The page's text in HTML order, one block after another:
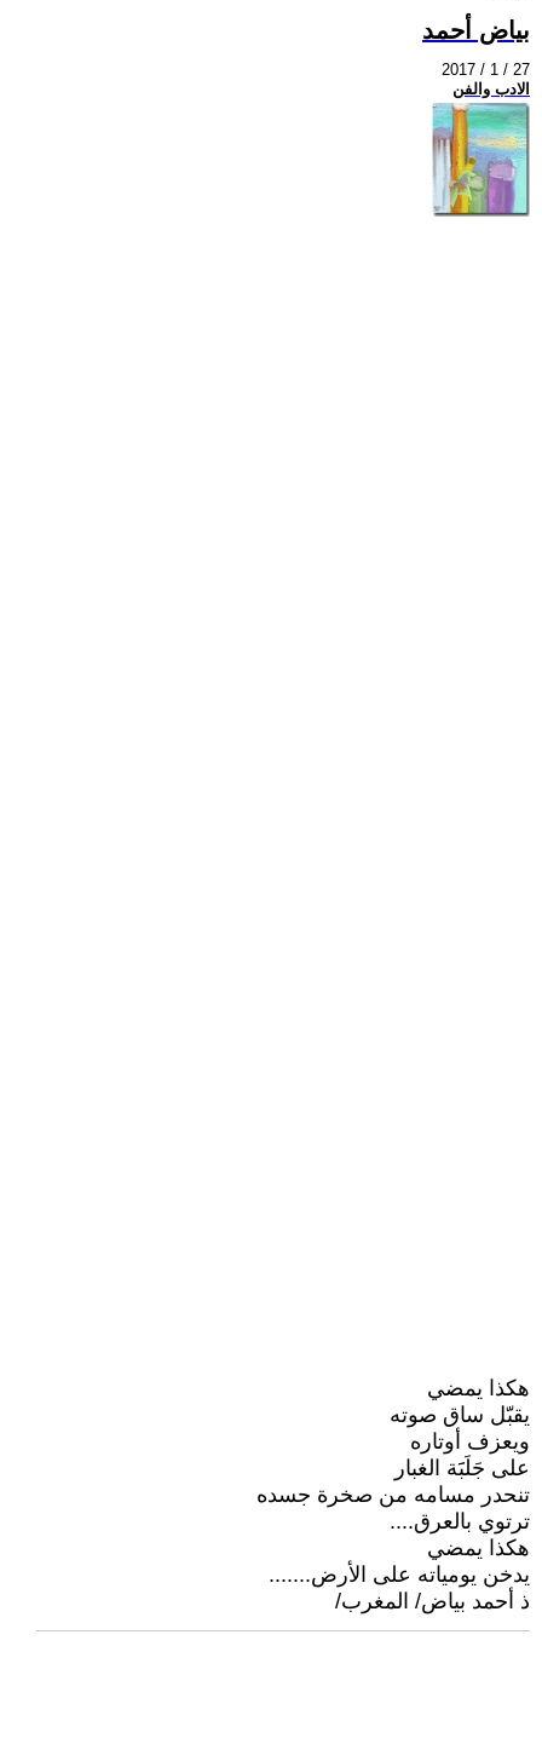
بياض أحمد
2017 / 1 / 27
الادب والفن
هكذا يمضي
يقبّل ساق صوته
ويعزف أوتاره
على جَلَبََة الغبار
تنحدر مسامه من صخرة جسده
ترتوي بالعرق....
هكذا يمضي
يدخن يومياته على الأرض.......
ذ أحمد بياض/ المغرب/